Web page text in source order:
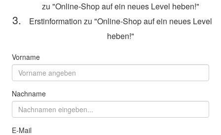
zu "Online-Shop auf ein neues Level heben!"
Erstinformation zu "Online-Shop auf ein neues Level
heben!"